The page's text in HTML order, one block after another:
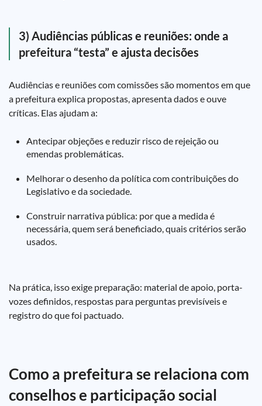
3) Audiências públicas e reuniões: onde a
prefeitura “testa” e ajusta decisões
Audiências e reuniões com comissões são momentos em que
a prefeitura explica propostas, apresenta dados e ouve
críticas. Elas ajudam a:
Antecipar objeções e reduzir risco de rejeição ou
emendas problemáticas.
Melhorar o desenho da política com contribuições do
Legislativo e da sociedade.
Construir narrativa pública: por que a medida é
necessária, quem será beneficiado, quais critérios serão
usados.
Na prática, isso exige preparação: material de apoio, porta-
vozes definidos, respostas para perguntas previsíveis e
registro do que foi pactuado.
Como a prefeitura se relaciona com
conselhos e participação social